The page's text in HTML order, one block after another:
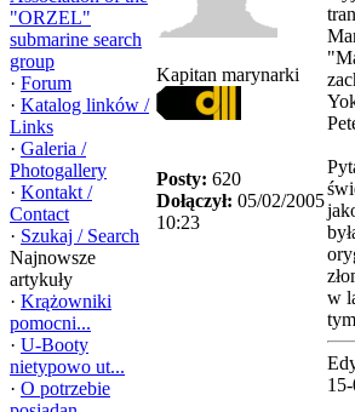
"ORZEL"
submarine search
group
· Forum
· Katalog linków /
Links
· Galeria /
Photogallery
· Kontakt /
Contact
· Szukaj / Search
Najnowsze
artykuły
· Krążowniki
pomocni...
· U-Booty
nietypowo ut...
· O potrzebie
Kapitan marynarki
Posty: 620
Dołączył: 05/02/2005
10:23
w